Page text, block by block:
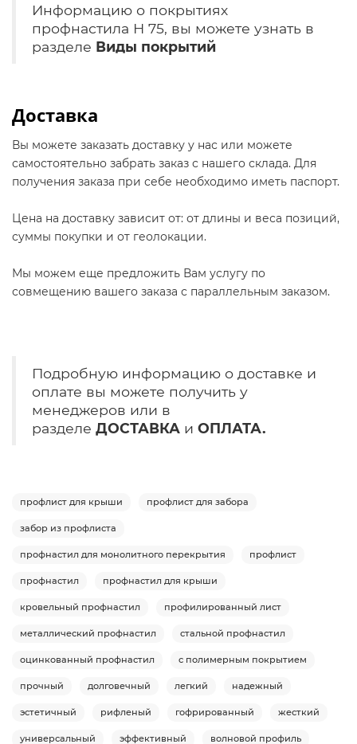
Информацию о покрытиях
профнастила Н 75, вы можете узнать в
разделе Виды покрытий
Доставка
Вы можете заказать доставку у нас или можете
самостоятельно забрать заказ с нашего склада. Для
получения заказа при себе необходимо иметь паспорт.
Цена на доставку зависит от: от длины и веса позиций,
суммы покупки и от геолокации.
Мы можем еще предложить Вам услугу по
совмещению вашего заказа с параллельным заказом.
Подробную информацию о доставке и
оплате вы можете получить у
менеджеров или в
разделе ДОСТАВКА и ОПЛАТА.
профлист для крыши профлист для забора
забор из профлиста
профнастил для монолитного перекрытия профлист
профнастил профнастил для крыши
кровельный профнастил профилированный лист
металлический профнастил стальной профнастил
оцинкованный профнастил с полимерным покрытием
прочный долговечный легкий надежный
эстетичный рифленый гофрированный жесткий
универсальный эффективный волновой профиль